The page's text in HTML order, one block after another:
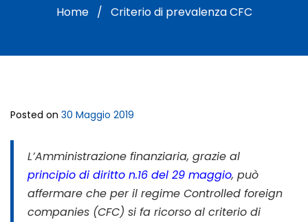
Home/ Criterio di prevalenza CFC
Posted on 30 Maggio 2019
L’Amministrazione finanziaria, grazie al
principio di diritto n.16 del 29 maggio, può
affermare che per il regime Controlled foreign
companies (CFC) si fa ricorso al criterio di